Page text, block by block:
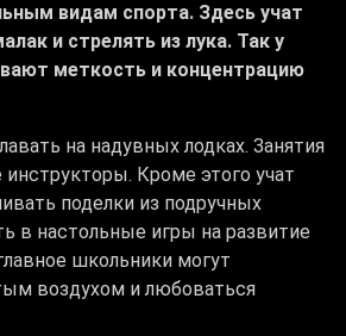
видам спорта. Здесь учат
и стрелять из лука. Так у
меткость и концентрацию
на надувных лодках. Занятия
Кроме этого учат
поделки из подручных
в настольные игры на развитие
школьники могут
воздухом и любоваться